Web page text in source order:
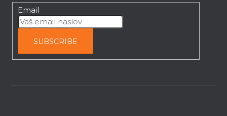
Email
SUBSCRIBE